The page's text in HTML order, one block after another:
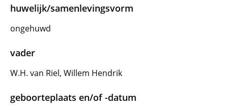
huwelijk/samenlevingsvorm
ongehuwd
vader
W.H. van Riel, Willem Hendrik
geboorteplaats en/of -datum